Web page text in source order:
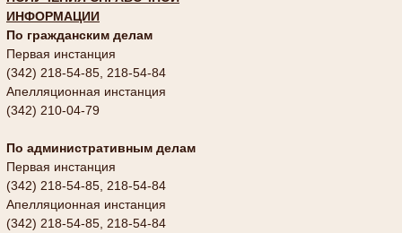
ИНФОРМАЦИИ
По гражданским делам
Первая инстанция
(342) 218-54-85, 218-54-84
Апелляционная инстанция
(342) 210-04-79
По административным делам
Первая инстанция
(342) 218-54-85, 218-54-84
Апелляционная инстанция
(342) 218-54-85, 218-54-84